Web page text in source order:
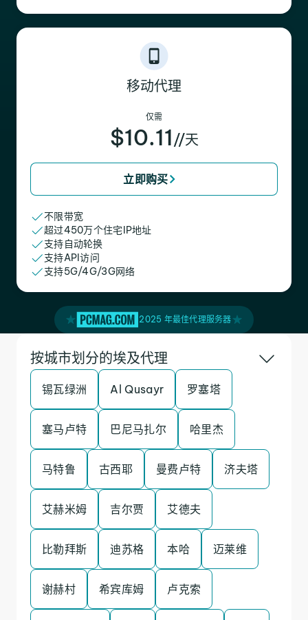
移动代理
仅需
$10.11 //天
立即购买
不限带宽
超过450万个住宅IP地址
支持自动轮换
支持API访问
支持5G/4G/3G网络
2025 年最佳代理服务器
按城市划分的埃及代理
锡瓦绿洲 Al Qusayr 罗塞塔
塞马卢特 巴尼马扎尔 哈里杰
马特鲁 古西耶 曼费卢特 济夫塔
艾赫米姆 吉尔贾 艾德夫
比勒拜斯 迪苏格 本哈 迈莱维
谢赫村 希宾库姆 卢克索